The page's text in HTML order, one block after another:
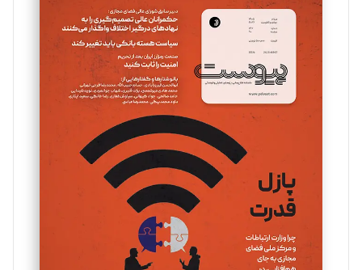
سروش کرمیان
تحریریه
مینا پاکدل
یسنا امان‌پور
تحریریه
ملینا جعفری